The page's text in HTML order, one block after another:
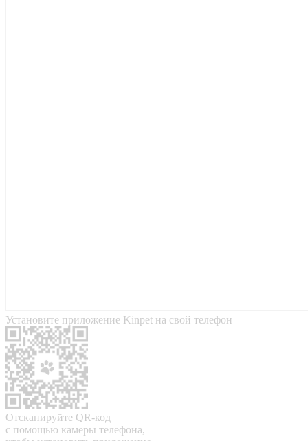
Установите приложение Kinpet на свой телефон
Отсканируйте QR-код
с помощью камеры телефона,